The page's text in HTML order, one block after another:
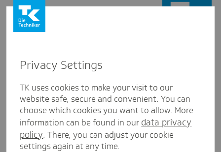
Schlagwort: Werkstudent:in
Privacy Settings
TK uses cookies to make your visit to our
website safe, secure and convenient. You can
choose which cookies you want to allow. More
information can be found in our data privacy
policy. There, you can adjust your cookie
settings again at any time.